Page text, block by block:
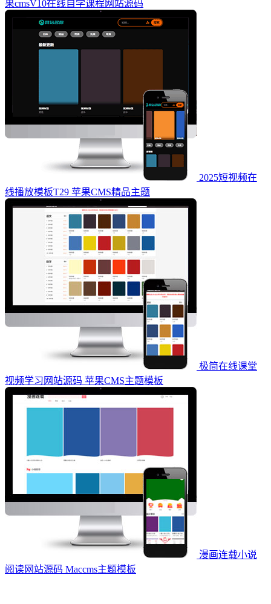
果cmsV10在线自学课程网站源码
2025短视频在
线播放模板T29 苹果CMS精品主题
极简在线课堂
视频学习网站源码 苹果CMS主题模板
漫画连载小说
阅读网站源码 Maccms主题模板